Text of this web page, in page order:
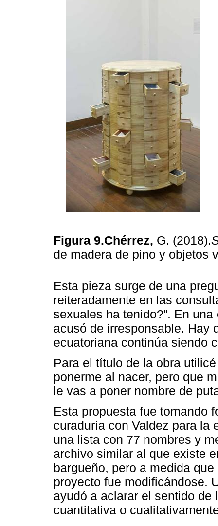
Figura 9.Chérrez, G. (2018).
de madera de pino y objetos
Esta pieza surge de una
reiteradamente en las
sexuales ha tenido?”. En
acusó de irresponsable. Hay
ecuatoriana continúa siendo
Para el título de la obra
ponerme al nacer, pero que
le vas a poner nombre de
Esta propuesta fue tomando
curaduría con Valdez para la
una lista con 77 nombres y
archivo similar al que existe
bargueño, pero a medida
proyecto fue modificándose.
ayudó a aclarar el sentido de
cuantitativa o